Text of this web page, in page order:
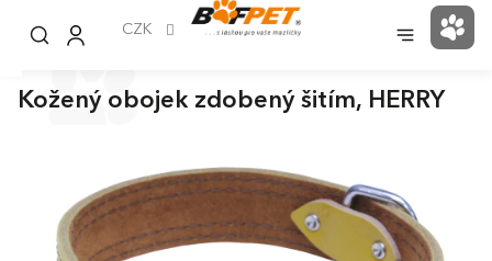
CZK
Kožený obojek zdobený šitím, HERRY